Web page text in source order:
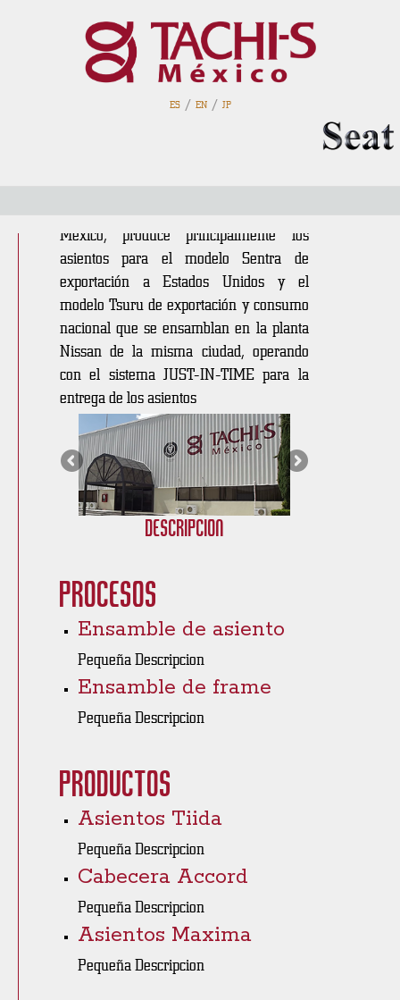
ES/ EN/ JP
TSM Zapata
México, produce principalmente los
asientos para el modelo Sentra de
exportación a Estados Unidos y el
modelo Tsuru de exportación y consumo
nacional que se ensamblan en la planta
Nissan de la misma ciudad, operando
con el sistema JUST-IN-TIME para la
entrega de los asientos
Descripción
Procesos
Ensamble de asiento
Pequeña Descripcion
Ensamble de frame
Pequeña Descripcion
Productos
Asientos Tiida
Pequeña Descripcion
Cabecera Accord
Pequeña Descripcion
Asientos Maxima
Pequeña Descripcion